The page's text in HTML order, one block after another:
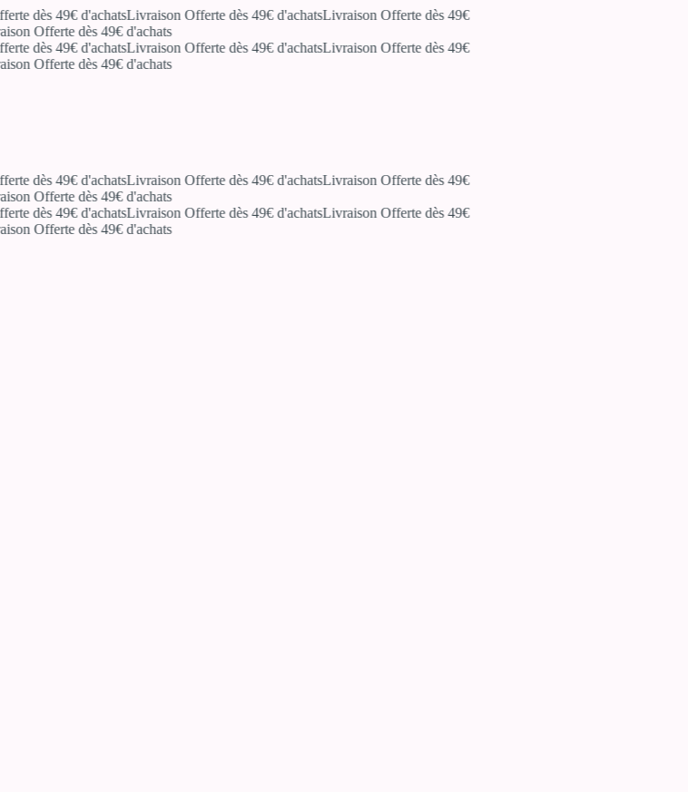
dès 49€ d'achatsLivraison Offerte dès 49€ d'achatsLivraison Offerte dès 49€
Offerte dès 49€ d'achats
dès 49€ d'achatsLivraison Offerte dès 49€ d'achatsLivraison Offerte dès 49€
Offerte dès 49€ d'achats
dès 49€ d'achatsLivraison Offerte dès 49€ d'achatsLivraison Offerte dès 49€
Offerte dès 49€ d'achats
dès 49€ d'achatsLivraison Offerte dès 49€ d'achatsLivraison Offerte dès 49€
Offerte dès 49€ d'achats